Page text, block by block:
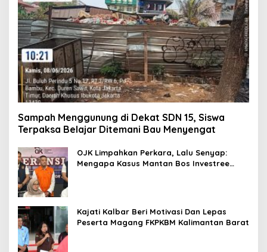
Sampah Menggunung di Dekat SDN 15, Siswa
Terpaksa Belajar Ditemani Bau Menyengat
OJK Limpahkan Perkara, Lalu Senyap:
Mengapa Kasus Mantan Bos Investree
Kajati Kalbar Beri Motivasi Dan Lepas
Peserta Magang FKPKBM Kalimantan Barat